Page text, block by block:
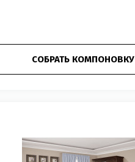
СОБРАТЬ КОМПОНОВКУ